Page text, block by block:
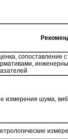
измерения шума,